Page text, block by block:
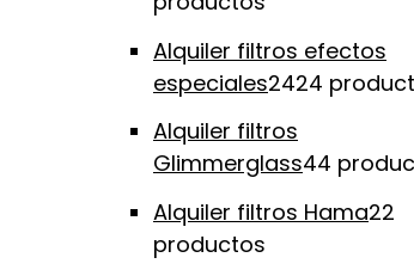
Alquiler filtros efectos
especiales2424
Alquiler filtros
Glimmerglass44
Alquiler filtros Hama22
productos